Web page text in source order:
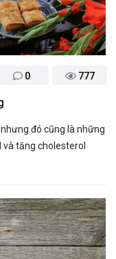
0 777
đó cũng là những
và tăng cholesterol